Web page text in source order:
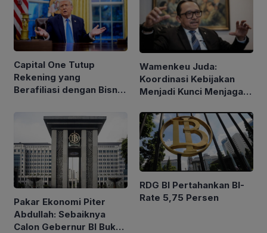
Capital One Tutup
Rekening yang
Berafiliasi dengan Bisnis
Wamenkeu Juda:
Koordinasi Kebijakan
Menjadi Kunci Menjaga
Pakar Ekonomi Piter
Abdullah: Sebaiknya
Calon Gebernur BI Bukan
RDG BI Pertahankan BI-
Rate 5,75 Persen